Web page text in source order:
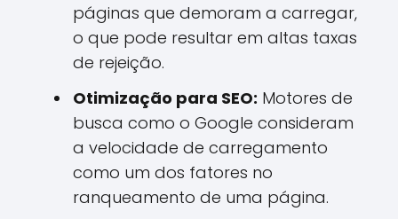
páginas que demoram a carregar,
o que pode resultar em altas taxas
de rejeição.
Otimização para SEO: Motores de
busca como o Google consideram
a velocidade de carregamento
como um dos fatores no
ranqueamento de uma página.